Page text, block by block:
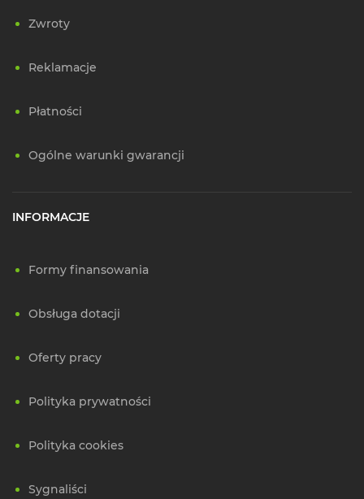
Zwroty
Reklamacje
Płatności
Ogólne warunki gwarancji
INFORMACJE
Formy finansowania
Obsługa dotacji
Oferty pracy
Polityka prywatności
Polityka cookies
Sygnaliści